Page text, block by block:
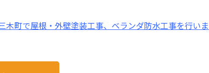
木町で屋根・外壁塗装工事、ベランダ防水工事を行いま